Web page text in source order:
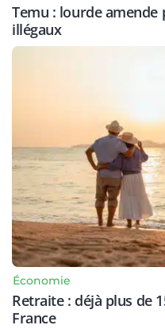
Temu : lourde
illégaux
Économie
Retraite : déjà plus de
France